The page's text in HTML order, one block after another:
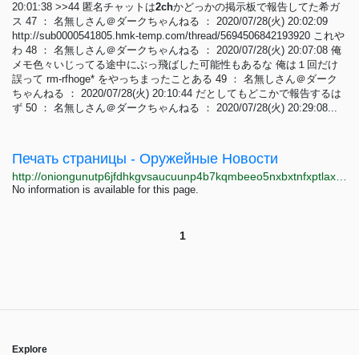
20:01:38 >>44 匿名チャットは2chかどっかの掲示板で報告してた希ガ
ス 47 ： 名無しさん＠ダークちゃんねる ： 2020/07/28(火) 20:02:09
http://sub0000541805.hmk-temp.com/thread/5694506842193920 これや
わ 48 ： 名無しさん＠ダークちゃんねる ： 2020/07/28(火) 20:07:08 俺
メモ色々いじってる途中にぶっ飛ばした可能性もあるな 俺は１回だけ
誤って rm-rfhoge* をやっちまったことある 49 ： 名無しさん＠ダーク
ちゃんねる ： 2020/07/28(火) 20:10:44 だとしてもどこかで報告するは
ず 50 ： 名無しさん＠ダークちゃんねる ： 2020/07/28(火) 20:29:08...
Печать страницы - Оружейные Новости
No information is available for this page.
1
Explore